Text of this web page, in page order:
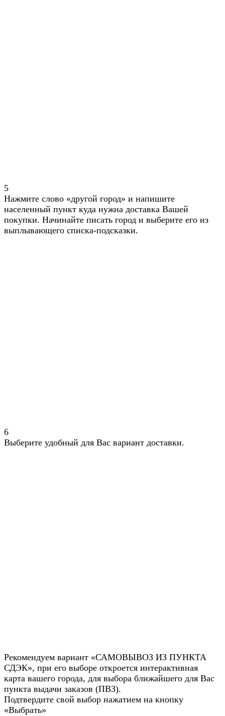
5
Нажмите слово «другой город» и напишите
населенный пункт куда нужна доставка Вашей
покупки. Начинайте писать город и выберите его из
выплывающего списка-подсказки.
6
Выберите удобный для Вас вариант доставки.
Рекомендуем вариант «САМОВЫВОЗ ИЗ ПУНКТА
СДЭК», при его выборе откроется интерактивная
карта вашего города, для выбора ближайшего для Вас
пункта выдачи заказов (ПВЗ).
Подтвердите свой выбор нажатием на кнопку
«Выбрать»